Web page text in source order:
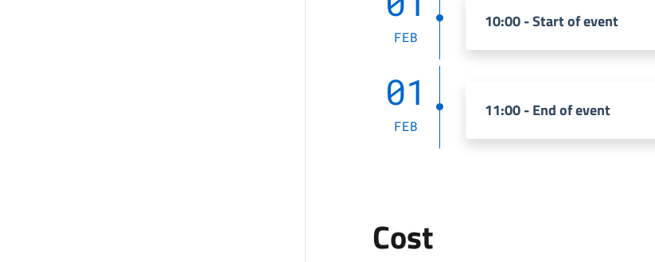
FEB
10:00 - Start of event
01
FEB
11:00 - End of event
Cost